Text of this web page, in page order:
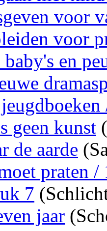
voor
voor
en
geen kunst
de aarde
praten
7
jaar